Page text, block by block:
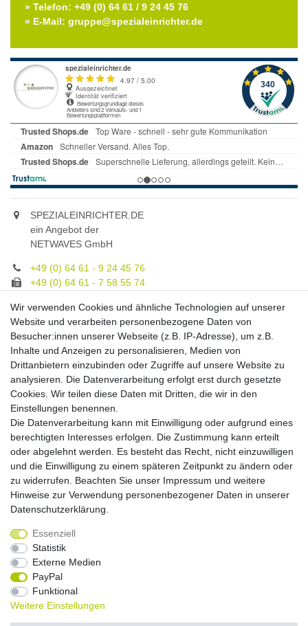
» Telefon: +49 (0) 64 61 / 9 24 45 76
» E-Mail: gruppe@spezialeinrichter.de
SPEZIALEINRICHTER.DE
ein Angebot der
NETWAVES GmbH
+49 (0) 64 61 - 9 24 45 76
+49 (0) 64 61 - 7 58 55 74
Unsere Fachberatung:
Montag - Freitag, 9.00 - 21.00
Zahlungsmöglichkeiten
Versandkosten
Versandarten
Auslandsversand, Hochgebirgs- oder
Insellieferung
Widerrufs­recht
Daten­schutz­erklärung
Wir verwenden Cookies und ähnliche Technologien auf unserer
Website und verarbeiten personenbezogene Daten von
Besucher:innen unserer Webseite (z.B. IP-Adresse), um z.B.
Inhalte und Anzeigen zu personalisieren, Medien von
Drittanbietern einzubinden oder Zugriffe auf unsere Website zu
analysieren. Die Datenverarbeitung erfolgt erst durch gesetzte
Cookies. Wir teilen diese Daten mit Dritten, die wir in den
Einstellungen benennen.
Die Datenverarbeitung kann mit Einwilligung oder aufgrund eines
berechtigten Interesses erfolgen. Die Zustimmung kann erteilt
oder abgelehnt werden. Es besteht das Recht, nicht einzuwilligen
und die Einwilligung zu einem späteren Zeitpunkt zu ändern oder
zu widerrufen. Beachten Sie unser Impressum und weitere
Hinweise zur Verwendung personenbezogener Daten in unserer
Daten­schutz­erklärung
Essenziell
Statistik
Externe Medien
PayPal
Funktional
Weitere Einstellungen